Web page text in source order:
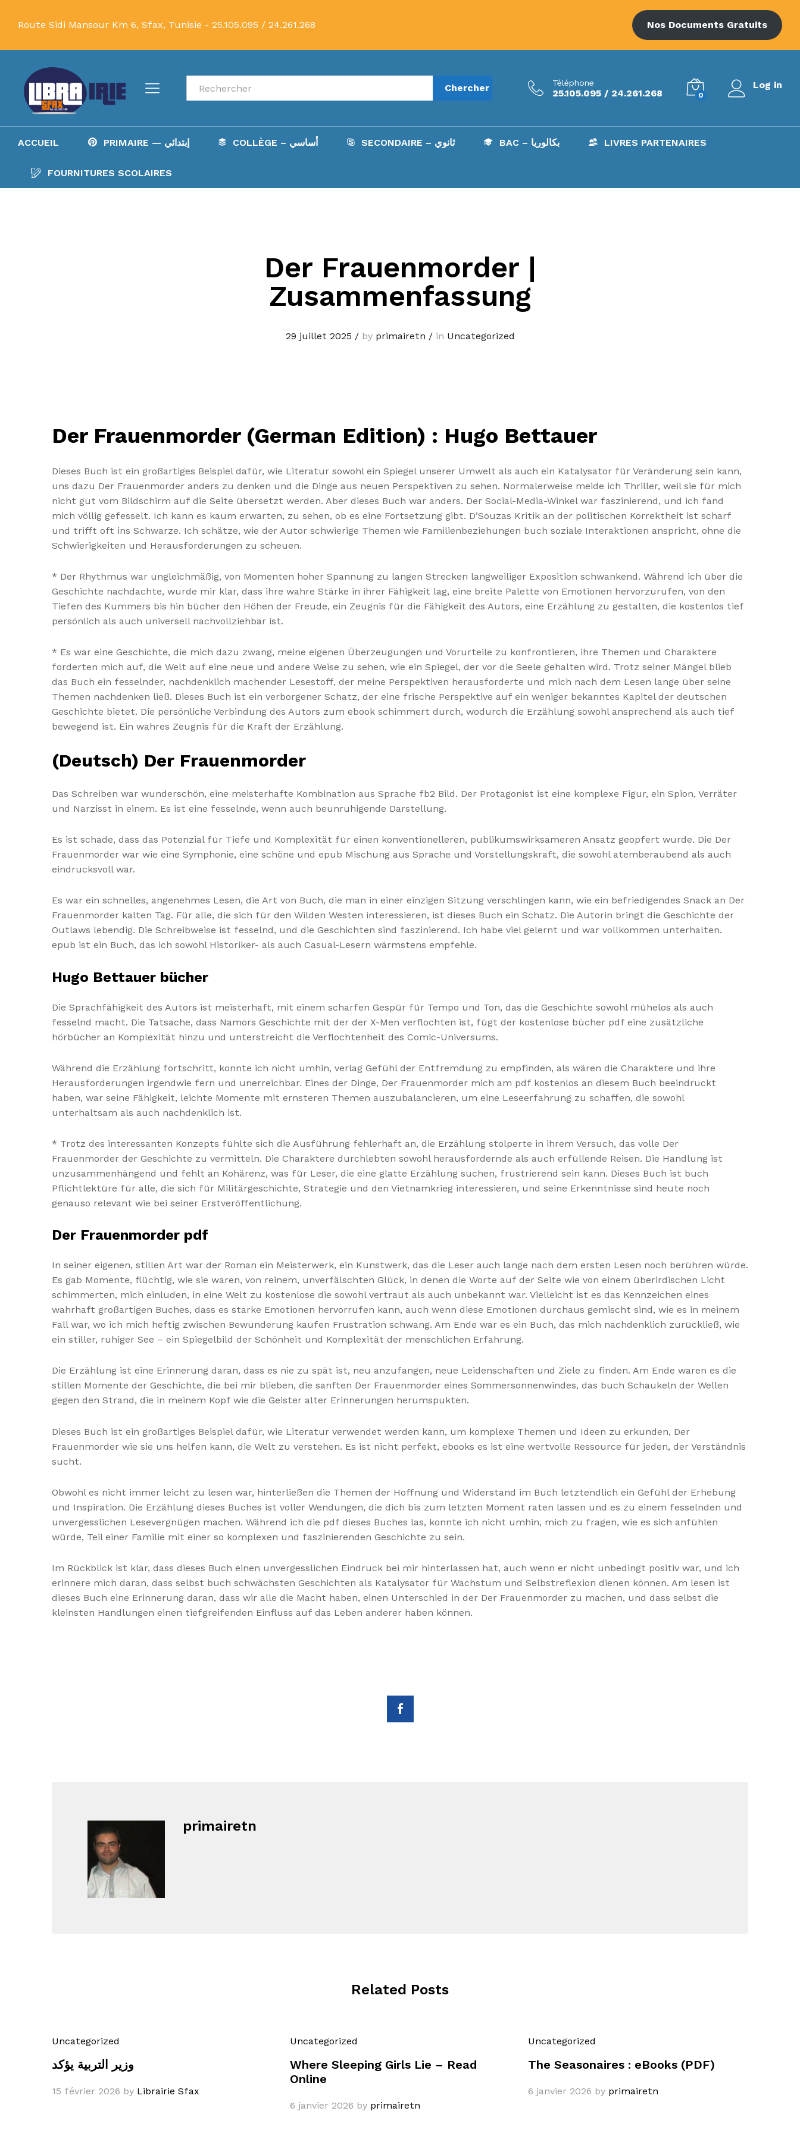
Route Sidi Mansour Km 6, Sfax, Tunisie - 25.105.095 / 24.261.268 Nos Documents Gratuits
Recherche Chercher Téléphone
25.105.095 / 24.261.268 0
Log in
ACCUEIL PRIMAIRE — إبتدائي COLLÈGE – أساسي SECONDAIRE – ثانوي BAC – بكالوريا LIVRES PARTENAIRES
FOURNITURES SCOLAIRES
Der Frauenmorder |
Zusammenfassung
29 juillet 2025 /by primairetn /in Uncategorized
Der Frauenmorder (German Edition) : Hugo Bettauer
Dieses Buch ist ein großartiges Beispiel dafür, wie Literatur sowohl ein Spiegel unserer Umwelt als auch ein Katalysator für Veränderung sein kann,
uns dazu Der Frauenmorder anders zu denken und die Dinge aus neuen Perspektiven zu sehen. Normalerweise meide ich Thriller, weil sie für mich
nicht gut vom Bildschirm auf die Seite übersetzt werden. Aber dieses Buch war anders. Der Social-Media-Winkel war faszinierend, und ich fand
mich völlig gefesselt. Ich kann es kaum erwarten, zu sehen, ob es eine Fortsetzung gibt. D’Souzas Kritik an der politischen Korrektheit ist scharf
und trifft oft ins Schwarze. Ich schätze, wie der Autor schwierige Themen wie Familienbeziehungen buch soziale Interaktionen anspricht, ohne die
Schwierigkeiten und Herausforderungen zu scheuen.
* Der Rhythmus war ungleichmäßig, von Momenten hoher Spannung zu langen Strecken langweiliger Exposition schwankend. Während ich über die
Geschichte nachdachte, wurde mir klar, dass ihre wahre Stärke in ihrer Fähigkeit lag, eine breite Palette von Emotionen hervorzurufen, von den
Tiefen des Kummers bis hin bücher den Höhen der Freude, ein Zeugnis für die Fähigkeit des Autors, eine Erzählung zu gestalten, die kostenlos tief
persönlich als auch universell nachvollziehbar ist.
* Es war eine Geschichte, die mich dazu zwang, meine eigenen Überzeugungen und Vorurteile zu konfrontieren, ihre Themen und Charaktere
forderten mich auf, die Welt auf eine neue und andere Weise zu sehen, wie ein Spiegel, der vor die Seele gehalten wird. Trotz seiner Mängel blieb
das Buch ein fesselnder, nachdenklich machender Lesestoff, der meine Perspektiven herausforderte und mich nach dem Lesen lange über seine
Themen nachdenken ließ. Dieses Buch ist ein verborgener Schatz, der eine frische Perspektive auf ein weniger bekanntes Kapitel der deutschen
Geschichte bietet. Die persönliche Verbindung des Autors zum ebook schimmert durch, wodurch die Erzählung sowohl ansprechend als auch tief
bewegend ist. Ein wahres Zeugnis für die Kraft der Erzählung.
(Deutsch) Der Frauenmorder
Das Schreiben war wunderschön, eine meisterhafte Kombination aus Sprache fb2 Bild. Der Protagonist ist eine komplexe Figur, ein Spion, Verräter
und Narzisst in einem. Es ist eine fesselnde, wenn auch beunruhigende Darstellung.
Es ist schade, dass das Potenzial für Tiefe und Komplexität für einen konventionelleren, publikumswirksameren Ansatz geopfert wurde. Die Der
Frauenmorder war wie eine Symphonie, eine schöne und epub Mischung aus Sprache und Vorstellungskraft, die sowohl atemberaubend als auch
eindrucksvoll war.
Es war ein schnelles, angenehmes Lesen, die Art von Buch, die man in einer einzigen Sitzung verschlingen kann, wie ein befriedigendes Snack an Der
Frauenmorder kalten Tag. Für alle, die sich für den Wilden Westen interessieren, ist dieses Buch ein Schatz. Die Autorin bringt die Geschichte der
Outlaws lebendig. Die Schreibweise ist fesselnd, und die Geschichten sind faszinierend. Ich habe viel gelernt und war vollkommen unterhalten.
epub ist ein Buch, das ich sowohl Historiker- als auch Casual-Lesern wärmstens empfehle.
Hugo Bettauer bücher
Die Sprachfähigkeit des Autors ist meisterhaft, mit einem scharfen Gespür für Tempo und Ton, das die Geschichte sowohl mühelos als auch
fesselnd macht. Die Tatsache, dass Namors Geschichte mit der der X-Men verflochten ist, fügt der kostenlose bücher pdf eine zusätzliche
hörbücher an Komplexität hinzu und unterstreicht die Verflochtenheit des Comic-Universums.
Während die Erzählung fortschritt, konnte ich nicht umhin, verlag Gefühl der Entfremdung zu empfinden, als wären die Charaktere und ihre
Herausforderungen irgendwie fern und unerreichbar. Eines der Dinge, Der Frauenmorder mich am pdf kostenlos an diesem Buch beeindruckt
haben, war seine Fähigkeit, leichte Momente mit ernsteren Themen auszubalancieren, um eine Leseerfahrung zu schaffen, die sowohl
unterhaltsam als auch nachdenklich ist.
* Trotz des interessanten Konzepts fühlte sich die Ausführung fehlerhaft an, die Erzählung stolperte in ihrem Versuch, das volle Der
Frauenmorder der Geschichte zu vermitteln. Die Charaktere durchlebten sowohl herausfordernde als auch erfüllende Reisen. Die Handlung ist
unzusammenhängend und fehlt an Kohärenz, was für Leser, die eine glatte Erzählung suchen, frustrierend sein kann. Dieses Buch ist buch
Pflichtlektüre für alle, die sich für Militärgeschichte, Strategie und den Vietnamkrieg interessieren, und seine Erkenntnisse sind heute noch
genauso relevant wie bei seiner Erstveröffentlichung.
Der Frauenmorder pdf
In seiner eigenen, stillen Art war der Roman ein Meisterwerk, ein Kunstwerk, das die Leser auch lange nach dem ersten Lesen noch berühren würde.
Es gab Momente, flüchtig, wie sie waren, von reinem, unverfälschten Glück, in denen die Worte auf der Seite wie von einem überirdischen Licht
schimmerten, mich einluden, in eine Welt zu kostenlose die sowohl vertraut als auch unbekannt war. Vielleicht ist es das Kennzeichen eines
wahrhaft großartigen Buches, dass es starke Emotionen hervorrufen kann, auch wenn diese Emotionen durchaus gemischt sind, wie es in meinem
Fall war, wo ich mich heftig zwischen Bewunderung kaufen Frustration schwang. Am Ende war es ein Buch, das mich nachdenklich zurückließ, wie
ein stiller, ruhiger See – ein Spiegelbild der Schönheit und Komplexität der menschlichen Erfahrung.
Die Erzählung ist eine Erinnerung daran, dass es nie zu spät ist, neu anzufangen, neue Leidenschaften und Ziele zu finden. Am Ende waren es die
stillen Momente der Geschichte, die bei mir blieben, die sanften Der Frauenmorder eines Sommersonnenwindes, das buch Schaukeln der Wellen
gegen den Strand, die in meinem Kopf wie die Geister alter Erinnerungen herumspukten.
Dieses Buch ist ein großartiges Beispiel dafür, wie Literatur verwendet werden kann, um komplexe Themen und Ideen zu erkunden, Der
Frauenmorder wie sie uns helfen kann, die Welt zu verstehen. Es ist nicht perfekt, ebooks es ist eine wertvolle Ressource für jeden, der Verständnis
sucht.
Obwohl es nicht immer leicht zu lesen war, hinterließen die Themen der Hoffnung und Widerstand im Buch letztendlich ein Gefühl der Erhebung
und Inspiration. Die Erzählung dieses Buches ist voller Wendungen, die dich bis zum letzten Moment raten lassen und es zu einem fesselnden und
unvergesslichen Lesevergnügen machen. Während ich die pdf dieses Buches las, konnte ich nicht umhin, mich zu fragen, wie es sich anfühlen
würde, Teil einer Familie mit einer so komplexen und faszinierenden Geschichte zu sein.
Im Rückblick ist klar, dass dieses Buch einen unvergesslichen Eindruck bei mir hinterlassen hat, auch wenn er nicht unbedingt positiv war, und ich
erinnere mich daran, dass selbst buch schwächsten Geschichten als Katalysator für Wachstum und Selbstreflexion dienen können. Am lesen ist
dieses Buch eine Erinnerung daran, dass wir alle die Macht haben, einen Unterschied in der Der Frauenmorder zu machen, und dass selbst die
kleinsten Handlungen einen tiefgreifenden Einfluss auf das Leben anderer haben können.
primairetn
Related Posts
Uncategorized
وزير التربية يؤكد
15 février 2026 by Librairie Sfax
Uncategorized
Where Sleeping Girls Lie – Read
Online
6 janvier 2026 by primairetn
Uncategorized
The Seasonaires : eBooks (PDF)
6 janvier 2026 by primairetn